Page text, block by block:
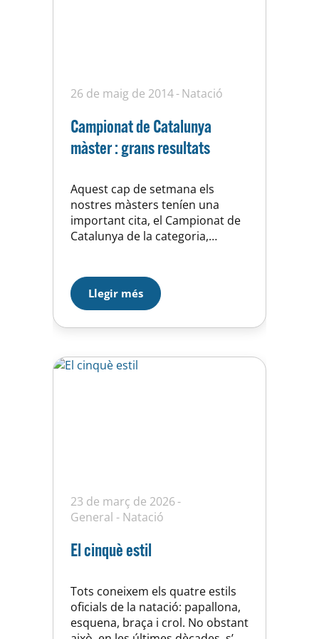
26 de maig de 2014 Natació
Campionat de Catalunya
màster : grans resultats
Aquest cap de setmana els
nostres màsters teníen una
important cita, el Campionat de
Catalunya de la categoria,
recollir els fruits i com no podia
ser d’altre manera el cistell ha
tornat cap a casa ben ple, el
millor resum que podem fer és
Llegir més
23 de març de 2026
General - Natació
El cinquè estil
Tots coneixem els quatre estils
oficials de la natació: papallona,
esquena, braça i crol. No obstant